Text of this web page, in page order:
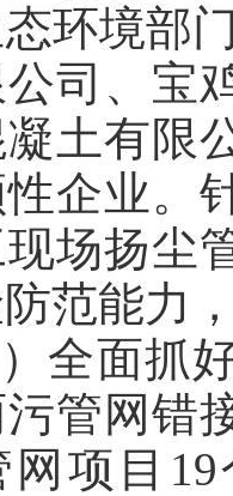
环境部
司、宝
土有限
企业。
场扬尘
范能力
）全面抓
管网错
网项目